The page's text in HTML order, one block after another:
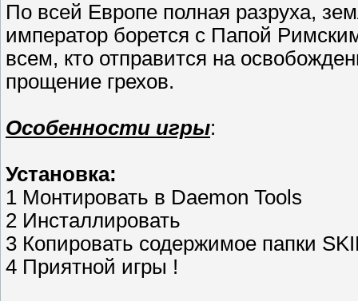
По всей Европе полная разруха,
император борется с Папой
всем, кто отправится на
прощение грехов.
Особенности игры:
Установка:
1 Монтировать в Daemon Tools
2 Инсталлировать
3 Копировать содержимое папки
4 Приятной игры !